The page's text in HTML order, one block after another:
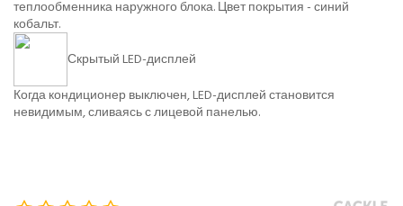
теплообменника наружного блока. Цвет покрытия - синий
кобальт.
Скрытый LED-дисплей
Когда кондиционер выключен, LED-дисплей становится
невидимым, сливаясь с лицевой панелью.